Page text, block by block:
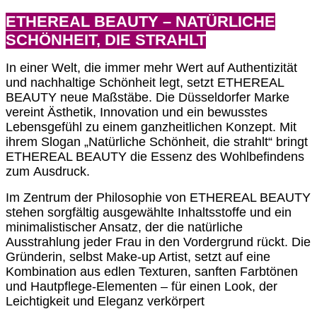
ETHEREAL BEAUTY – NATÜRLICHE
SCHÖNHEIT, DIE STRAHLT
In einer Welt, die immer mehr Wert auf Authentizität
und nachhaltige Schönheit legt, setzt ETHEREAL
BEAUTY neue Maßstäbe. Die Düsseldorfer Marke
vereint Ästhetik, Innovation und ein bewusstes
Lebensgefühl zu einem ganzheitlichen Konzept. Mit
ihrem Slogan „Natürliche Schönheit, die strahlt“ bringt
ETHEREAL BEAUTY die Essenz des Wohlbefindens
zum Ausdruck.
Im Zentrum der Philosophie von ETHEREAL BEAUTY
stehen sorgfältig ausgewählte Inhaltsstoffe und ein
minimalistischer Ansatz, der die natürliche
Ausstrahlung jeder Frau in den Vordergrund rückt. Die
Gründerin, selbst Make-up Artist, setzt auf eine
Kombination aus edlen Texturen, sanften Farbtönen
und Hautpflege-Elementen – für einen Look, der
Leichtigkeit und Eleganz verkörpert